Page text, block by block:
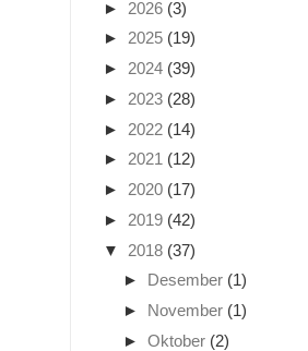
► 2026 (3)
► 2025 (19)
► 2024 (39)
► 2023 (28)
► 2022 (14)
► 2021 (12)
► 2020 (17)
► 2019 (42)
▼
2018 (37)
► Desember (1)
► November (1)
► Oktober (2)